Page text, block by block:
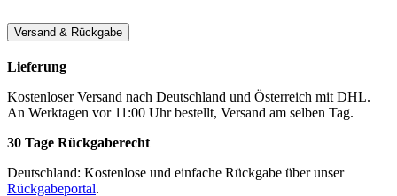
Versand & Rückgabe
Lieferung
Kostenloser Versand nach Deutschland und Österreich mit DHL.
An Werktagen vor 11:00 Uhr bestellt, Versand am selben Tag.
30 Tage Rückgaberecht
Deutschland: Kostenlose und einfache Rückgabe über unser
Rückgabeportal.